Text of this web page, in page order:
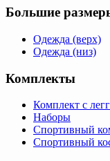
Большие
Одежда (верх)
Одежда (низ)
Комплекты
Комплект с
Наборы
Спортивный
Спортивный